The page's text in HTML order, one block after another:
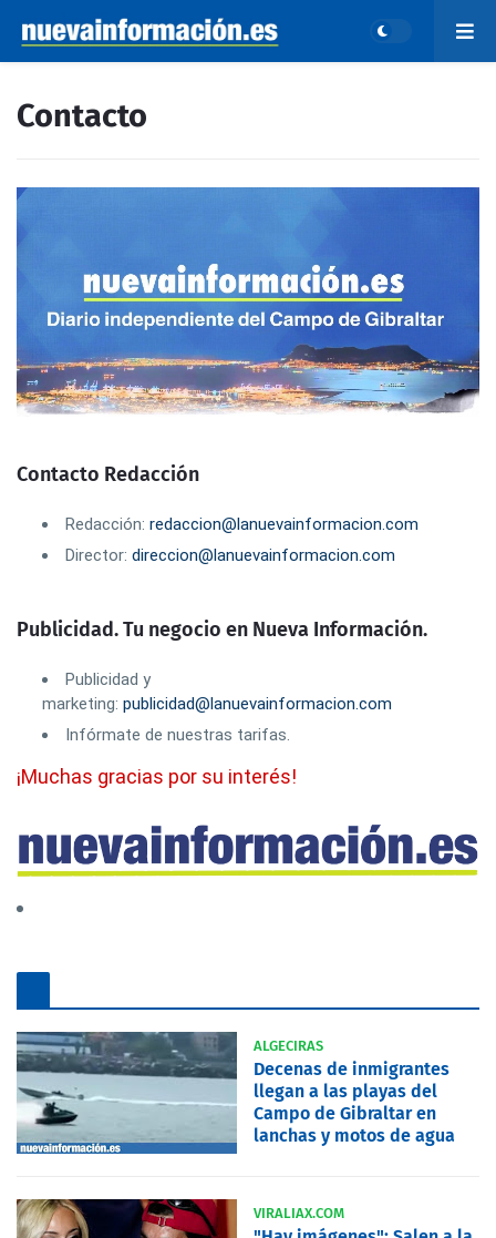
Contacto
Contacto Redacción
Redacción: redaccion@lanuevainformacion.com
Director: direccion@lanuevainformacion.com
Publicidad. Tu negocio en Nueva Información.
Publicidad y
marketing: publicidad@lanuevainformacion.com
Infórmate de nuestras tarifas.
¡Muchas gracias por su interés!
ALGECIRAS
Decenas de inmigrantes
llegan a las playas del
Campo de Gibraltar en
lanchas y motos de agua
VIRALIAX.COM